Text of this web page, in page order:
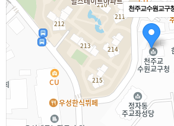
천주교수원교구